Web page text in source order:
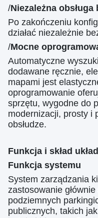
/Niezależna
Po zakończeniu
działać niezależnie
/Mocne
Automatyczne
dodawane ręcznie,
mapami jest
oprogramowanie
sprzętu, wygodne do
modernizacji, prosty i
obsłudze.
Funkcja i skład
Funkcja systemu
System zarządzania
zastosowanie
podziemnych
publicznych, takich